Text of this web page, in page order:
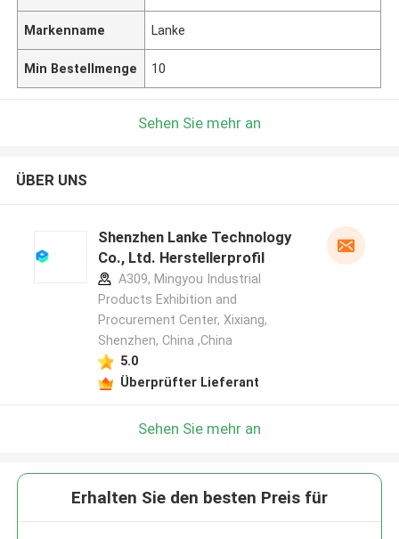
Markenname Lanke
Min Bestellmenge 10
Sehen Sie mehr an
ÜBER UNS
Shenzhen Lanke Technology
Co., Ltd. Herstellerprofil
A309, Mingyou Industrial
Products Exhibition and
Procurement Center, Xixiang,
Shenzhen, China ,China
5.0
Überprüfter Lieferant
Sehen Sie mehr an
Erhalten Sie den besten Preis für